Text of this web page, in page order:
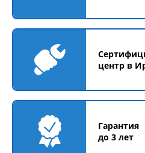
центр в
Гарантия
до 3 лет